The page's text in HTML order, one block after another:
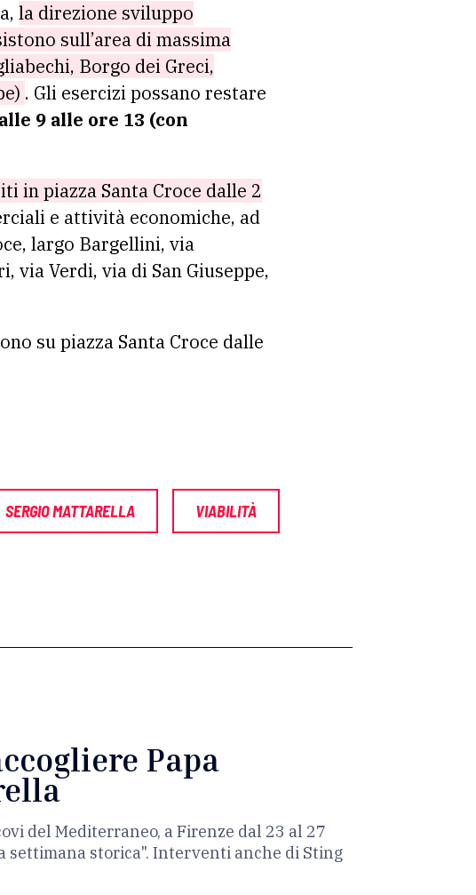
la direzione sviluppo
sull’area di massima
Borgo dei Greci,
. Gli esercizi possano restare
9 alle ore 13 (con
in piazza Santa Croce dalle 2
e attività economiche, ad
largo Bargellini, via
via Verdi, via di San Giuseppe,
su piazza Santa Croce dalle
SERGIO MATTARELLA VIABILITÀ
Papa
del Mediterraneo, a Firenze dal 23 al 27
settimana storica". Interventi anche di Sting